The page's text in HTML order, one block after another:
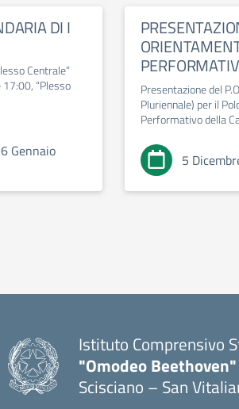
DI I
Centrale”
“Plesso
Gennaio
Presentazione del
Pluriennale) per il
Performativo della
5
Istituto Comprensivo
"Omodeo Beethoven"
Scisciano – San